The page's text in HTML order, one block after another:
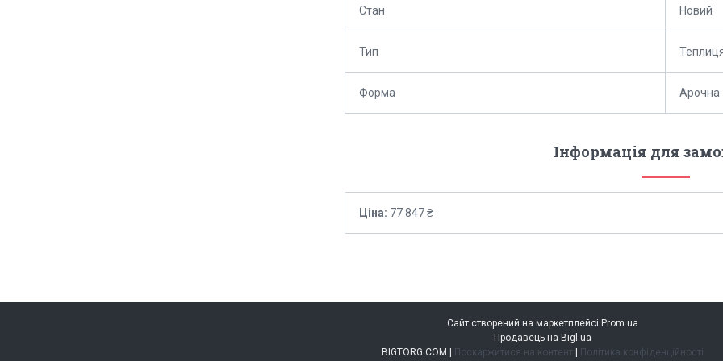
Стан Новий
Тип
Форма Арочна
Інформація для
Ціна: 77 847 ₴
Сайт створений на маркетплейсі Prom.ua
Продавець на Bigl.ua
BIGTORG.COM | Поскаржитися на контент | Політика конфіденційності